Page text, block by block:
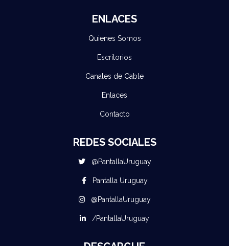
ENLACES
Quienes Somos
Escritorios
Canales de Cable
Enlaces
Contacto
REDES SOCIALES
@PantallaUruguay
Pantalla Uruguay
@PantallaUruguay
/PantallaUruguay